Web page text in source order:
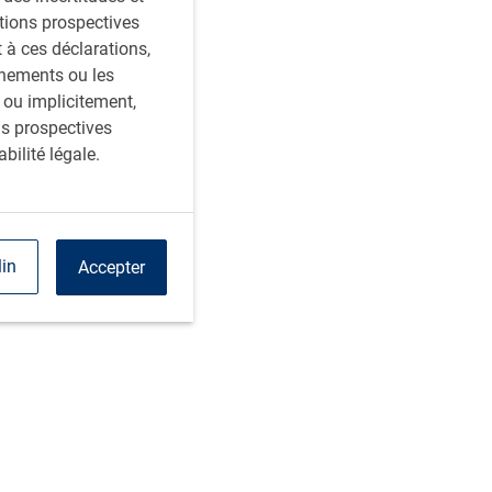
prospectives
ces déclarations,
ou les
implicitement,
prospectives
légale.
Accepter